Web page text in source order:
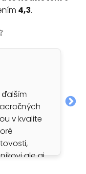
4,3.
v kvalite
ale aj
v regióne.